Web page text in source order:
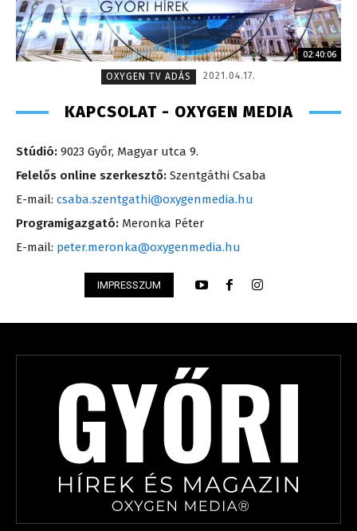
02:40:06
OXYGEN TV ADÁS
2021.04.17.
KAPCSOLAT - OXYGEN MEDIA
Stúdió: 9023 Győr, Magyar utca 9.
Felelős online szerkesztő: Szentgáthi Csaba
E-mail: csaba.szentgathi@oxygenmedia.hu
Programigazgató: Meronka Péter
E-mail: peter.meronka@oxygenmedia.hu
IMPRESSZUM